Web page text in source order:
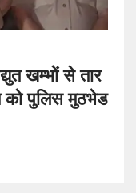
खम्भों से तार
को पुलिस मुठभेड